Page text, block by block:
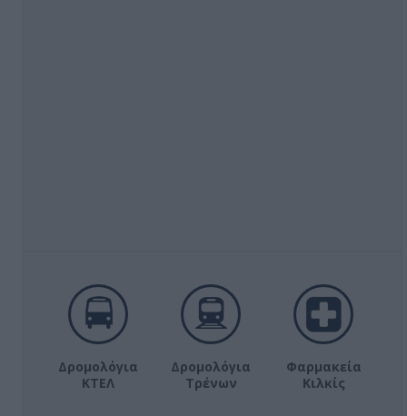
Δρομολόγια
ΚΤΕΛ
Δρομολόγια
Τρένων
Φαρμακεία
Κιλκίς